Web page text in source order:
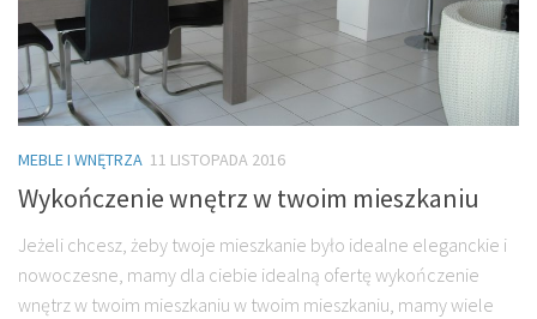
MEBLE I WNĘTRZA 11 LISTOPADA 2016
Wykończenie wnętrz w twoim mieszkaniu
Jeżeli chcesz, żeby twoje mieszkanie było idealne eleganckie i
nowoczesne, mamy dla ciebie idealną ofertę wykończenie
wnętrz w twoim mieszkaniu w twoim mieszkaniu, mamy wiele